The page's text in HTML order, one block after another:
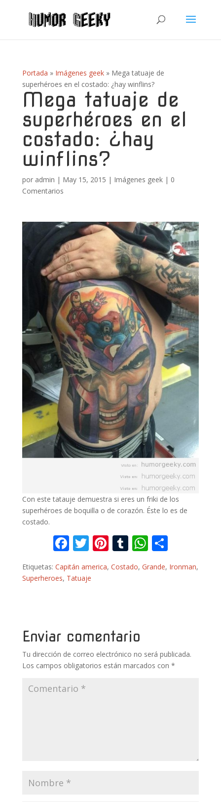
Portada » Imágenes geek» Mega tatuaje de
superhéroes en el costado: ¿hay winflins?
Mega tatuaje de
superhéroes en el
costado: ¿hay
winflins?
por admin | May 15, 2015 | Imágenes geek| 0
Comentarios
Con este tatauje demuestra si eres un friki de los
superhéroes de boquilla o de corazón. Éste lo es de
costado.
F
ac
e
k
T
w
itt
Pi
nt
er
T
u
m
W
h
at m
Etiquetas: Capitán america, Costado, Grande, Ironman,
Superheroes, Tatuaje
Enviar comentario
Tu dirección de correo electrónico no será publicada.
Los campos obligatorios están marcados con *